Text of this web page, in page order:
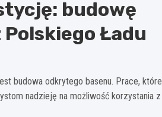
budowę
Ładu
budowa odkrytego basenu. Prace, które
nadzieję na możliwość korzystania z